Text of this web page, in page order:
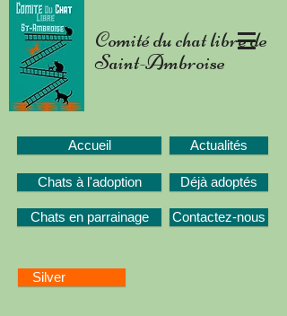
Comité du chat libre de
Saint-Ambroise
Accueil Actualités
Chats à l'adoption
Chats en parrainage
Déjà adoptés
Contactez-nous
Silver